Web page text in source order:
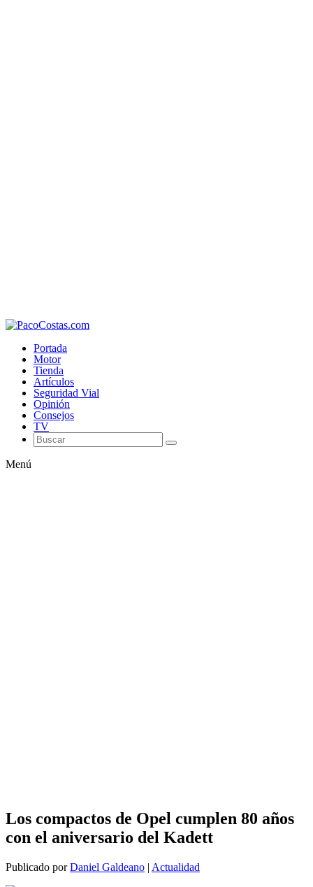
Portada
Motor
Tienda
Artículos
Seguridad Vial
Opinión
Consejos
TV
Menú
Los compactos de Opel cumplen 80 años
con el aniversario del Kadett
Publicado porDaniel Galdeano | Actualidad